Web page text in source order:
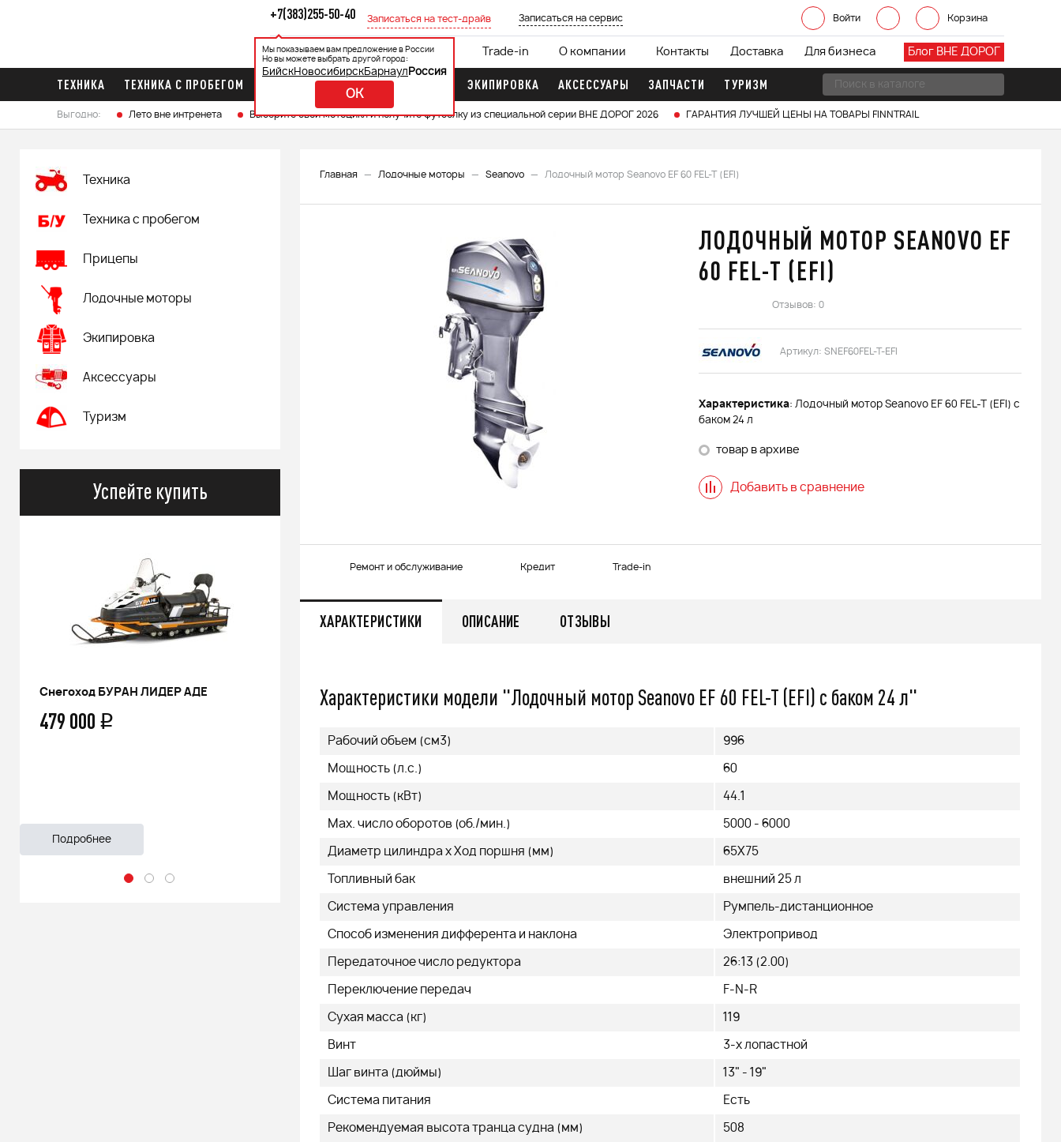
Войти Корзина
+7(383)255-50-40
Мы показываем вам предложение в России
Но вы можете выбрать другой город:
БийскНовосибирскБарнаул Россия
OK
Записаться на тест-драйв Записаться на сервис
Блог ВНЕ ДОРОГ
Каталог Акции Кредит 0% Trade-in О компании Контакты Доставка Для бизнеса
ТЕХНИКА ТЕХНИКА С ПРОБЕГОМ ЛОДОЧНЫЕ МОТОРЫ ЭКИПИРОВКА АКСЕССУАРЫ ЗАПЧАСТИ ТУРИЗМ
Выгодно: Лето вне интренета Выберите свой мотоцикл и получите футболку из специальной серии ВНЕ ДОРОГ 2026 ГАРАНТИЯ ЛУЧШЕЙ ЦЕНЫ НА ТОВАРЫ FINNTRAIL
Главная Лодочные моторы Seanovo Лодочный мотор Seanovo EF 60 FEL-T (EFI)
Техника
Техника с пробегом
Прицепы
Лодочные моторы
Экипировка
Аксессуары
Туризм
Успейте купить
РИНАЛЬ 2013 черный В/Т 1м
66 500q
Подробнее
Костюм мужской зимний FINNTRAIL
POWERMAN
55 999q
Снегоход БУРАН ЛИДЕР АДЕ
ЛОДОЧНЫЙ МОТОР SEANOVO EF
60 FEL-T (EFI)
Отзывов: 0
Артикул: SNEF60FEL-T-EFI
Характеристика: Лодочный мотор Seanovo EF 60 FEL-T (EFI) с
баком 24 л
товар в архиве
Добавить в сравнение
Ремонт и обслуживание Кредит Trade-in
ХАРАКТЕРИСТИКИ ОПИСАНИЕ ОТЗЫВЫ
Характеристики модели "Лодочный мотор Seanovo EF 60 FEL-T (EFI) с баком 24 л"
Рабочий объем (см3) 996
Мощность (л.с.) 60
Мощность (кВт) 44.1
Max. число оборотов (об./мин.) 5000 - 6000
Диаметр цилиндра х Ход поршня (мм) 65X75
Топливный бак внешний 25 л
Система управления Румпель-дистанционное
Способ изменения дифферента и наклона Электропривод
Передаточное число редуктора 26:13 (2.00)
Переключение передач F-N-R
Сухая масса (кг) 119
Винт 3-х лопастной
Шаг винта (дюймы) 13" - 19"
Система питания Есть
Рекомендуемая высота транца судна (мм) 508